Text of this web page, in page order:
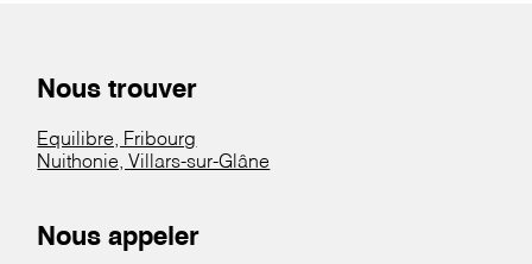
Nous trouver
Equilibre, Fribourg
Nuithonie, Villars-sur-Glâne
Nous appeler